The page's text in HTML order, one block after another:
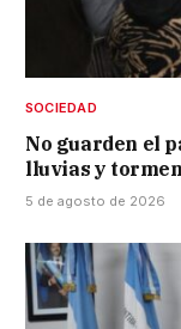
SOCIEDAD
No guarden el
lluvias y
5 de agosto de 2026